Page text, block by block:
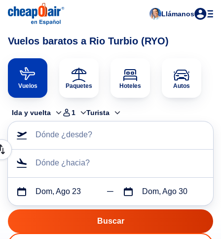
Llámanos
Vuelos baratos a Rio Turbio (RYO)
Vuelos Paquetes Hoteles Autos
Ida y vuelta 1 Turista
Dónde ¿desde?
Dónde ¿hacia?
Dom, Ago 23 Dom, Ago 30